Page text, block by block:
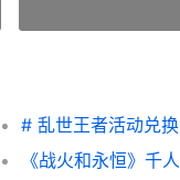
# 乱世王者活动兑换